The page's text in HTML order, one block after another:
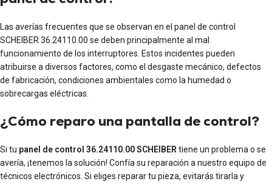
Las averías frecuentes que se observan en el panel de control
SCHEIBER 36.24110.00 se deben principalmente al mal
funcionamiento de los interruptores. Estos incidentes pueden
atribuirse a diversos factores, como el desgaste mecánico, defectos
de fabricación, condiciones ambientales como la humedad o
sobrecargas eléctricas.
¿Cómo reparo una pantalla de control?
Si tu panel de control 36.24110.00 SCHEIBER tiene un problema o se
avería, ¡tenemos la solución! Confía su reparación a nuestro equipo de
técnicos electrónicos. Si eliges reparar tu pieza, evitarás tirarla y